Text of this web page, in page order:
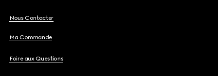
Nous Contacter
Ma Commande
Foire aux Questions